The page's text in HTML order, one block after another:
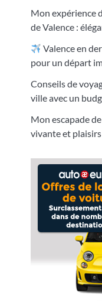
Mon expérience
de Valence :
Valence en
pour un départ
Conseils de
ville avec un
Mon escapade
vivante et